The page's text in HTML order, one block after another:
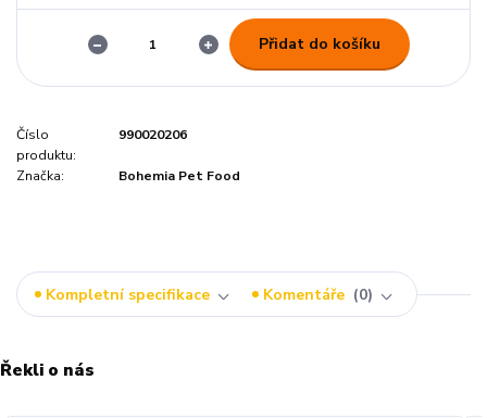
Přidat do košíku
Číslo
produktu:
990020206
Značka: Bohemia Pet Food
Kompletní specifikace Komentáře 0
Řekli o nás